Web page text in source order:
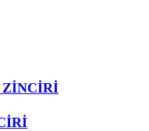
ZİNCİRİ